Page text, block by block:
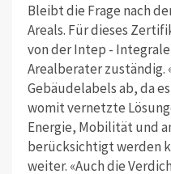
Bleibt die Frage nach
Areals. Für dieses
von der Intep -
Arealberater zuständig.
Gebäudelabels ab, da
womit vernetzte
Energie, Mobilität und
berücksichtigt werden
weiter. «Auch die